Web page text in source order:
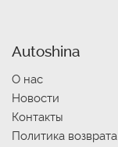
Autoshina
О нас
Новости
Контакты
Политика возврата